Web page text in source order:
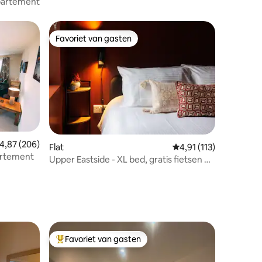
beoordeling van 4,87 op 5, 206 recensies
4,87 (206)
Favoriet van gasten
Favoriet van gasten
Flat Gemiddelde
4,91 (113)
Upper Eastside - XL bed, gratis fietsen en
Topfavoriet van gasten
Favoriet van gasten